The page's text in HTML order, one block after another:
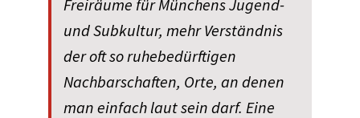
Freiräume für Münchens Jugend-
und Subkultur, mehr Verständnis
der oft so ruhebedürftigen
Nachbarschaften, Orte, an denen
man einfach laut sein darf. Eine